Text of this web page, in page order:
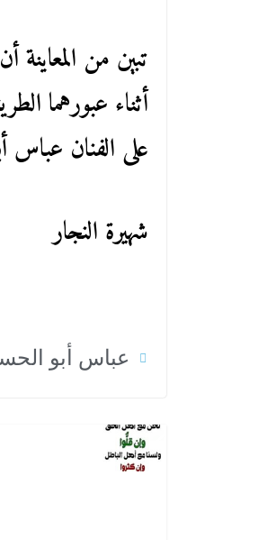
تبين من
أثناء عبورهما
على الفنان عباس
شهيرة النجار
عباس أبو